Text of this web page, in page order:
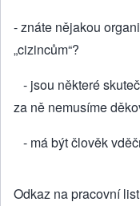
- znáte nějakou
„cizincům“?
- jsou některé
za ně nemusíme
- má být člověk
Odkaz na pracovní list